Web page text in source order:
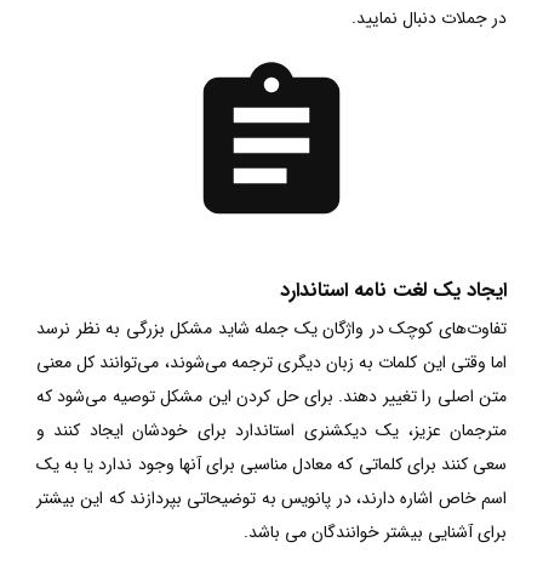
در جملات دنبال نمایید.
ایجاد یک لغت نامه استاندارد
تفاوت‌های کوچک در واژگان یک جمله شاید مشکل بزرگی به نظر نرسد
اما وقتی این کلمات به زبان دیگری ترجمه می‌شوند، می‌توانند کل معنی
متن اصلی را تغییر دهند. برای حل کردن این مشکل توصیه می‌‌شود که
مترجمان عزیز، یک دیکشنری استاندارد برای خودشان ایجاد کنند و
سعی کنند برای کلماتی که معادل مناسبی برای آنها وجود ندارد یا به یک
اسم خاص اشاره دارند، در پانویس به توضیحاتی بپردازند که این بیشتر
برای آشنایی بیشتر خوانندگان می باشد.